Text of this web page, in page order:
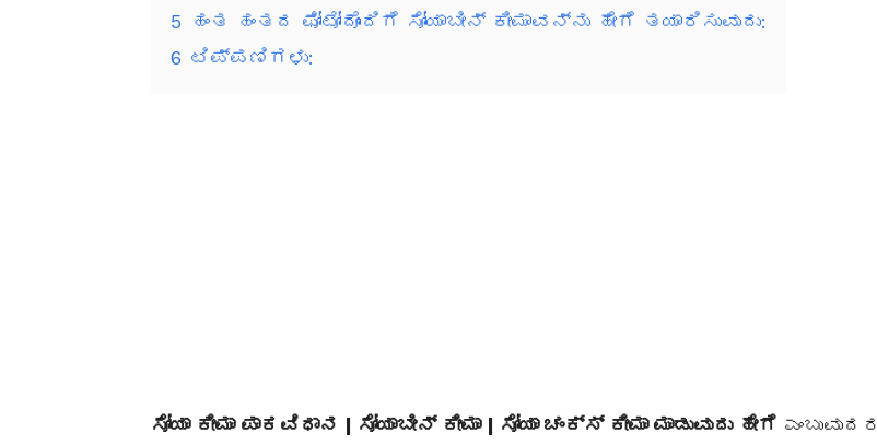
5
ಹಂತ ಹಂತದ ಫೋಟೋದೊಂದಿಗೆ ಸೋಯಾಬೀನ್ ಕೀಮಾವನ್ನು ಹೇಗೆ ತಯಾರಿಸುವುದು:
6 ಟಿಪ್ಪಣಿಗಳು:
ಸೋಯಾ ಕೀಮಾ ಪಾಕವಿಧಾನ | ಸೋಯಾಬೀನ್ ಕೀಮಾ | ಸೋಯಾ ಚಂಕ್ಸ್ ಕೀಮಾ ಮಾಡುವುದು ಹೇಗೆ ಎಂಬುವುದರ